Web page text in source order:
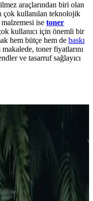
araçlarından biri olan
çok kullanılan teknolojik
ise toner
kullanıcı için önemli bir
hem bütçe hem de baskı
toner fiyatlarını
ve tasarruf sağlayıcı
Takımı: Ekonomik
fiyatlı, çevre dostu ve
EcoTank yazıcılar için
İçin Teknik
Göre Rehber